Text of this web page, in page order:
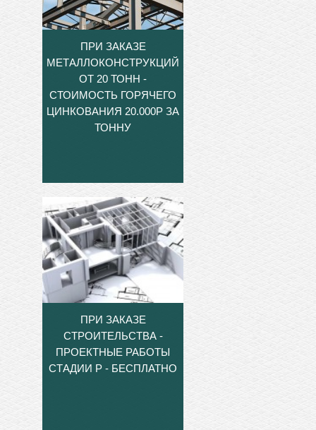
ПРИ ЗАКАЗЕ
МЕТАЛЛОКОНСТРУКЦИЙ
ОТ 20 ТОНН -
СТОИМОСТЬ ГОРЯЧЕГО
ЦИНКОВАНИЯ 20.000Р ЗА
ТОННУ
ПРИ ЗАКАЗЕ
СТРОИТЕЛЬСТВА -
ПРОЕКТНЫЕ РАБОТЫ
СТАДИИ Р - БЕСПЛАТНО